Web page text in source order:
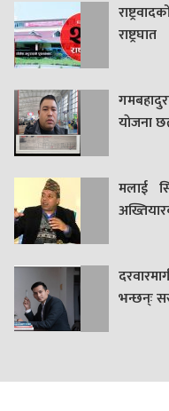
राष्ट्रघात
याेजना
मलाई
भन्छन्ः